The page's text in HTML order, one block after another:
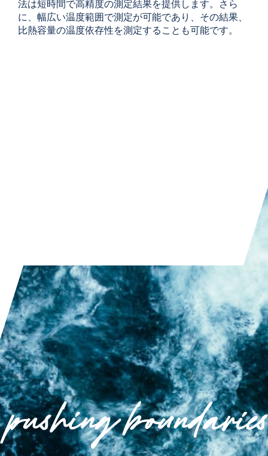
法は短時間で高精度の測定結果を提供します。さら
に、幅広い温度範囲で測定が可能であり、その結果、
比熱容量の温度依存性を測定することも可能です。